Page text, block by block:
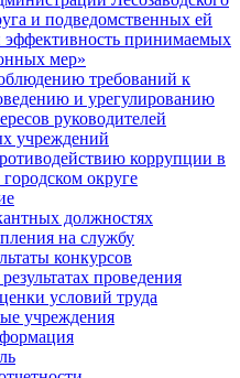
и подведомственных ей
эффективность принимаемых
мер»
требований к
и урегулированию
руководителей
учреждений
коррупции в
округе
должностях
на службу
конкурсов
проведения
условий труда
учреждения